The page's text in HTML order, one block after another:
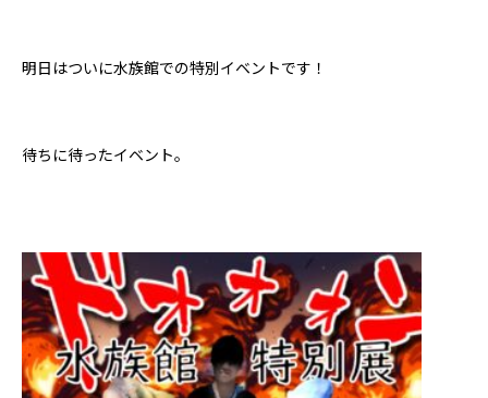
明日はついに水族館での特別イベントです！
待ちに待ったイベント。